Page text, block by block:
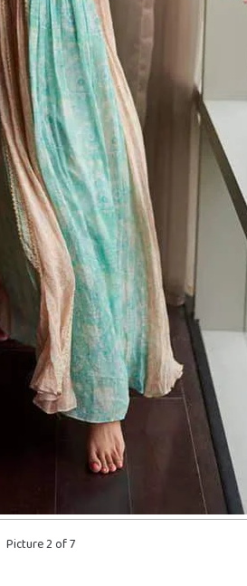
Picture 2 of 7